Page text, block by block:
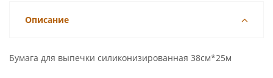
Описание
Бумага для выпечки силиконизированная 38см*25м